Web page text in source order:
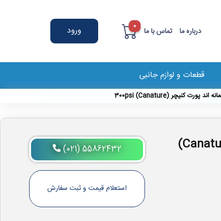
درباره ما تماس با ما 0 ورود
قطعات و لوازم جانبی
پرشروسل 8 اینچ هفت المانه اند پورت کنیچر (Canature) (021) 55862432
استعلام قیمت و ثبت سفارش